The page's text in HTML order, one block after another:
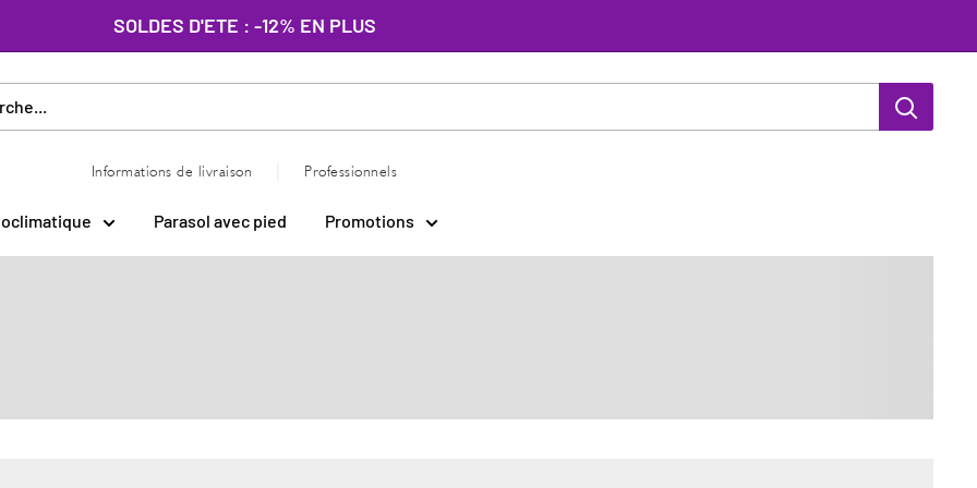
SOLDES D'ETE : -12% EN PLUS
Informations de livraison Professionnels
Parasol avec pied Promotions